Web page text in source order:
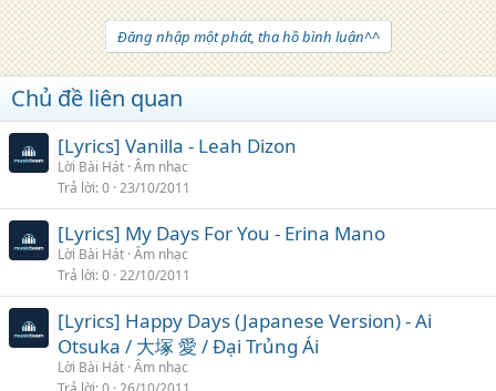
Đăng nhập một phát, tha hồ bình luận^^
Chủ đề liên quan
[Lyrics] Vanilla - Leah Dizon
Lời Bài Hát Âm nhạc
Trả lời 0 23/10/2011
[Lyrics] My Days For You - Erina Mano
Lời Bài Hát Âm nhạc
Trả lời 0 22/10/2011
[Lyrics] Happy Days (Japanese Version) - Ai
Otsuka / 大塚 愛 / Đại Trủng Ái
Lời Bài Hát Âm nhạc